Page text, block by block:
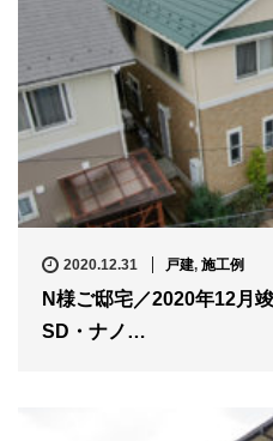
2020.12.31 戸建, 施工例
N様ご邸宅／2020年12月
SD・ナノ…